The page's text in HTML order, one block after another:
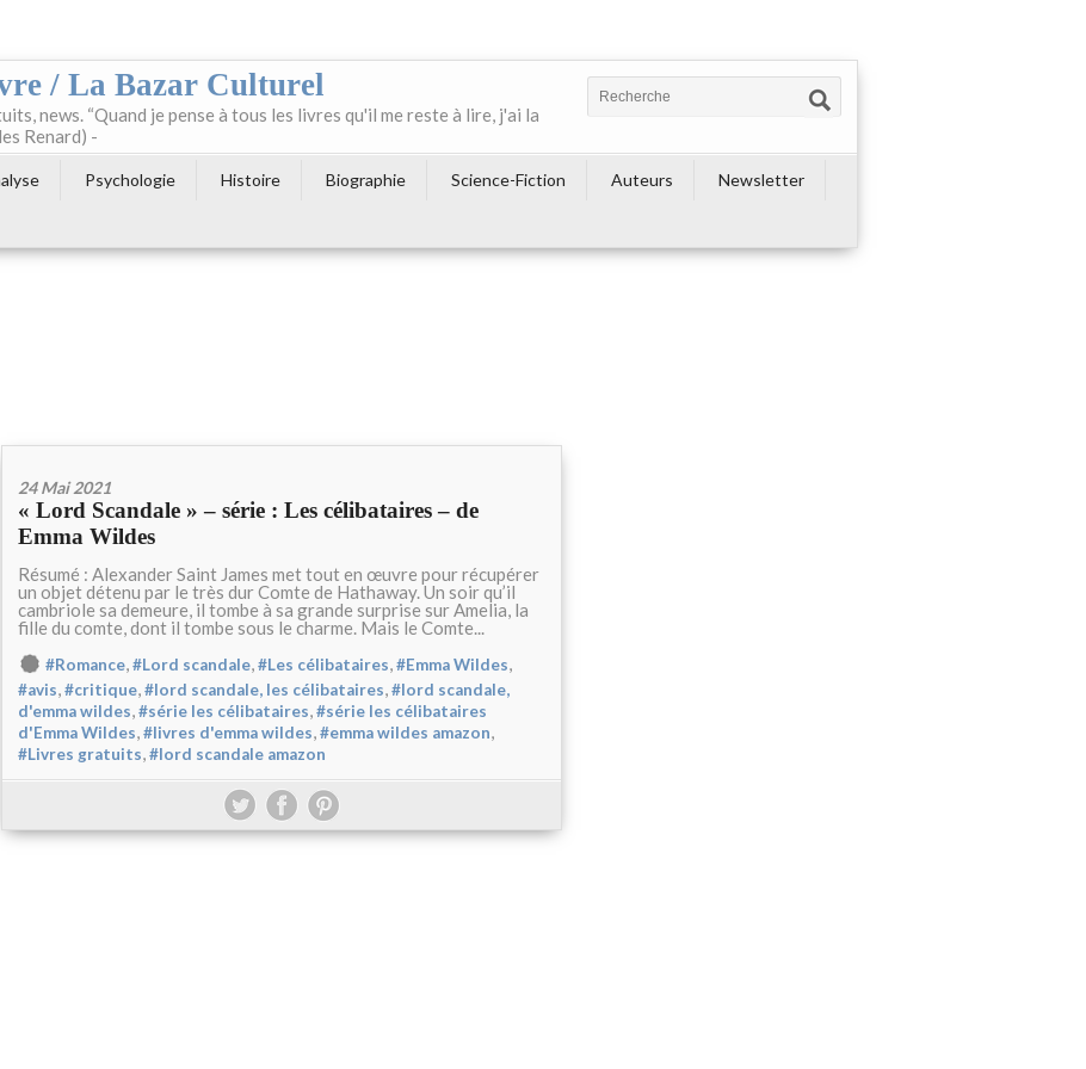
/ La Bazar Culturel
news. “Quand je pense à tous les livres qu'il me reste à lire, j'ai la
Renard) -
Psychologie Histoire Biographie Science-Fiction Auteurs
Newsletter
24 Mai 2021
« Lord Scandale » – série : Les célibataires – de
Emma Wildes
Résumé : Alexander Saint James met tout en œuvre pour récupérer
un objet détenu par le très dur Comte de Hathaway. Un soir qu’il
cambriole sa demeure, il tombe à sa grande surprise sur Amelia, la
fille du comte, dont il tombe sous le charme. Mais le Comte...
#Romance,#Lord scandale,#Les célibataires,#Emma Wildes,
#avis,#critique,#lord scandale, les célibataires,#lord scandale,
d'emma wildes,#série les célibataires,#série les célibataires
d'Emma Wildes,#livres d'emma wildes,#emma wildes amazon,
#Livres gratuits,#lord scandale amazon